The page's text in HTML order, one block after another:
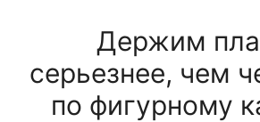
Держим
серьезнее, чем
по фигурному